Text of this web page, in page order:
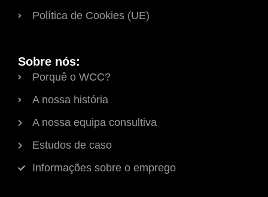
Política de Cookies (UE)
Sobre nós:
Porquê o WCC?
A nossa história
A nossa equipa consultiva
Estudos de caso
Informações sobre o emprego